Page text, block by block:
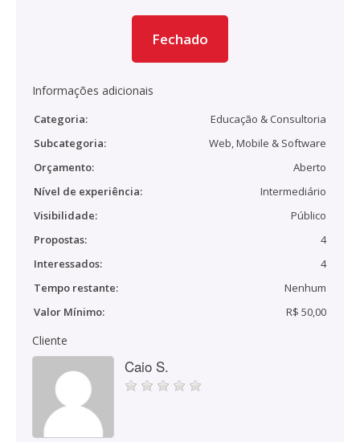
Fechado
Informações adicionais
Categoria:
Educação & Consultoria
Subcategoria:
Web, Mobile & Software
Orçamento:
Aberto
Nível de experiência:
Intermediário
Visibilidade:
Público
Propostas:
4
Interessados:
4
Tempo restante:
Nenhum
Valor Mínimo:
R$ 50,00
Cliente
Caio S.